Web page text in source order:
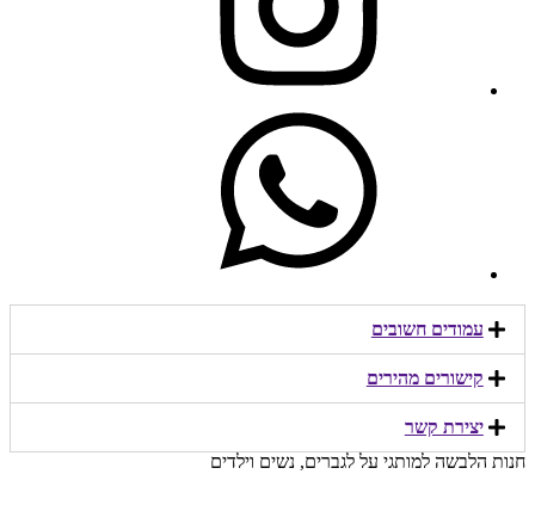
עמודים חשובים
קישורים מהירים​
יצירת קשר​
חנות הלבשה למותגי על לגברים, נשים וילדים